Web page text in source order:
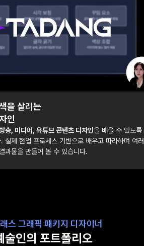
을 살리는
인
방송, 미디어, 유튜브 콘텐츠 디자인을 배울 수 있도록
실제 현업 프로세스 기반으로 배우고 따라하며 여러
과물을 만들어 볼 수 있습니다.
스 그래픽 패키지 디자이너
술인의 포트폴리오